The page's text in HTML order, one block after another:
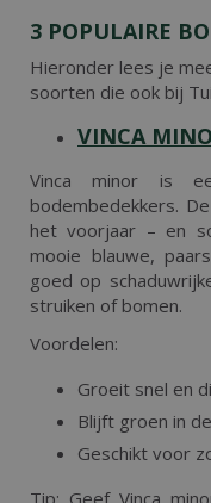
3 POPULAIRE
Hieronder lees je
soorten die ook bij
VINCA
Vinca minor is
bodembedekkers.
het voorjaar – en
mooie blauwe,
goed op
struiken of bomen.
Voordelen:
Groeit snel en
Blijft groen in
Geschikt voor